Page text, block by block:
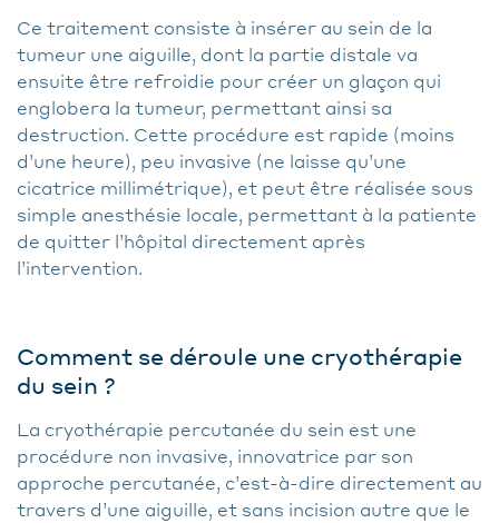
Ce traitement consiste à insérer au sein de la
tumeur une aiguille, dont la partie distale va
ensuite être refroidie pour créer un glaçon qui
englobera la tumeur, permettant ainsi sa
destruction. Cette procédure est rapide (moins
d’une heure), peu invasive (ne laisse qu’une
cicatrice millimétrique), et peut être réalisée sous
simple anesthésie locale, permettant à la patiente
de quitter l’hôpital directement après
l’intervention.
Comment se déroule une cryothérapie
du sein ?
La cryothérapie percutanée du sein est une
procédure non invasive, innovatrice par son
approche percutanée, c’est-à-dire directement au
travers d’une aiguille, et sans incision autre que le